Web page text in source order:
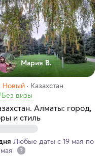
Мария В.
Новый
Казахстан
Без визы
Алматы: город,
и стиль
Любые даты с 19 мая по